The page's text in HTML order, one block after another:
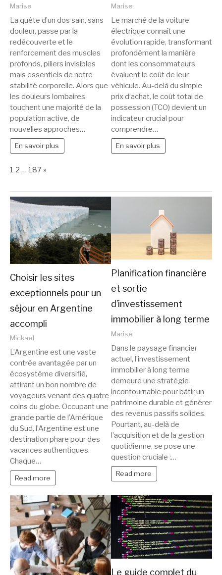
Marise
La quête d’un dos sain, sans
douleur, passe par la
redécouverte et le
renforcement des muscles
profonds, piliers invisibles
mais essentiels de notre
stabilité corporelle. Alors que
les douleurs lombaires
touchent une majorité de la
population active, de
nouvelles approches…
En savoir plus
Marise
Le marché de la voiture
électrique connaît une
évolution rapide, transformant
profondément la manière
dont les consommateurs
évaluent le coût de leur
véhicule. Au-delà du simple
prix d’achat, le coût total de
possession (TCO) devient un
indicateur crucial pour
comprendre…
En savoir plus
Page:
1 2 … 187 Next
»
Choisir les sites
exceptionnels pour un
séjour en Argentine
accompli
Mickael
L’Argentine est une vaste
contrée avantagée par un
écosystème diversifié,
attirant un bon nombre de
voyageurs venant des quatre
coins du globe. Occupant une
grande partie de l’Amérique
du Sud, l’Argentine est une
destination phare pour des
vacances authentiques.
Chaque…
Read more
Planification financière
et sortie
d’investissement
immobilier à long terme
Marise
Dans le paysage financier
actuel, l’investissement
immobilier à long terme
demeure une stratégie
incontournable pour bâtir un
patrimoine durable et générer
des revenus passifs solides.
Pourtant, au-delà de
l’acquisition et de la gestion
quotidienne, se pose une
question cruciale :…
Read more
Le guide complet du